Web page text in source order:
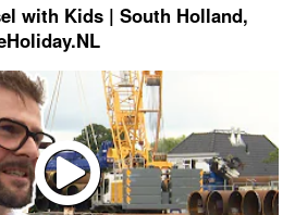
with Kids | South Holland,